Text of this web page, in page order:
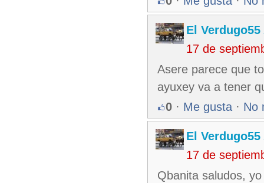
El Verdugo55
17 de
Asere parece que
ayuxey va a tener
0 · Me gusta · No
El Verdugo55
17 de
Qbanita saludos,